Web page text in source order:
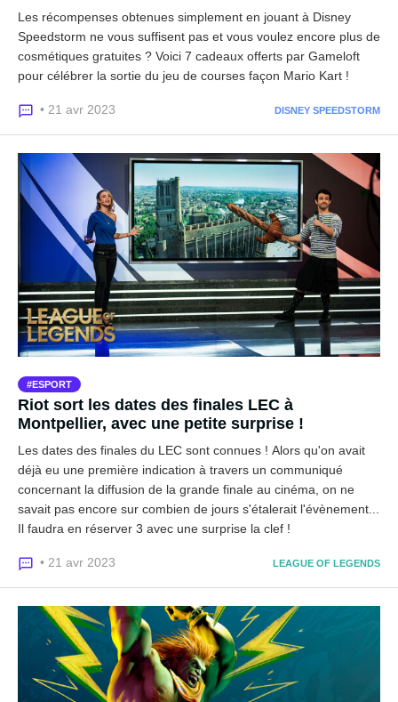
Les récompenses obtenues simplement en jouant à Disney
Speedstorm ne vous suffisent pas et vous voulez encore plus de
cosmétiques gratuites ? Voici 7 cadeaux offerts par Gameloft
pour célébrer la sortie du jeu de courses façon Mario Kart !
• 21 avr 2023 DISNEY SPEEDSTORM
ESPORT
Riot sort les dates des finales LEC à
Montpellier, avec une petite surprise !
Les dates des finales du LEC sont connues ! Alors qu'on avait
déjà eu une première indication à travers un communiqué
concernant la diffusion de la grande finale au cinéma, on ne
savait pas encore sur combien de jours s'étalerait l'évènement...
Il faudra en réserver 3 avec une surprise la clef !
• 21 avr 2023 LEAGUE OF LEGENDS